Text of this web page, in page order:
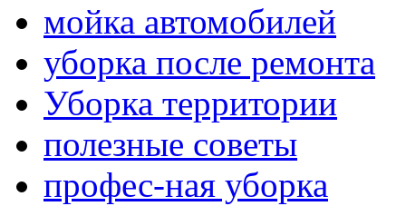
мойка автомобилей
уборка после ремонта
Уборка территории
полезные советы
профес-ная уборка